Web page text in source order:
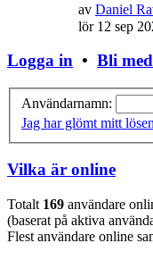
av Daniel
lör 12 sep
Logga in • Bli
Användarnamn:
Jag har glömt mitt
Vilka är online
Totalt 169 användare
(baserat på aktiva
Flest användare online